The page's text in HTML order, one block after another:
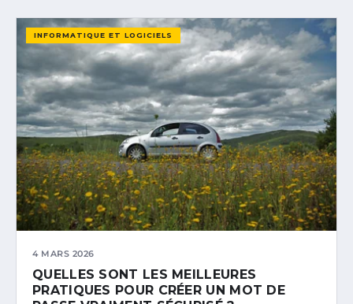
INFORMATIQUE ET LOGICIELS
4 MARS 2026
QUELLES SONT LES MEILLEURES
PRATIQUES POUR CRÉER UN MOT DE